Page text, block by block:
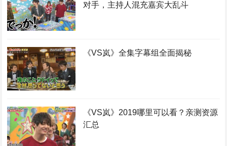
对手，主持人混充嘉宾大乱斗
《VS岚》全集字幕组全面揭秘
《VS岚》2019哪里可以看？亲测资源
汇总